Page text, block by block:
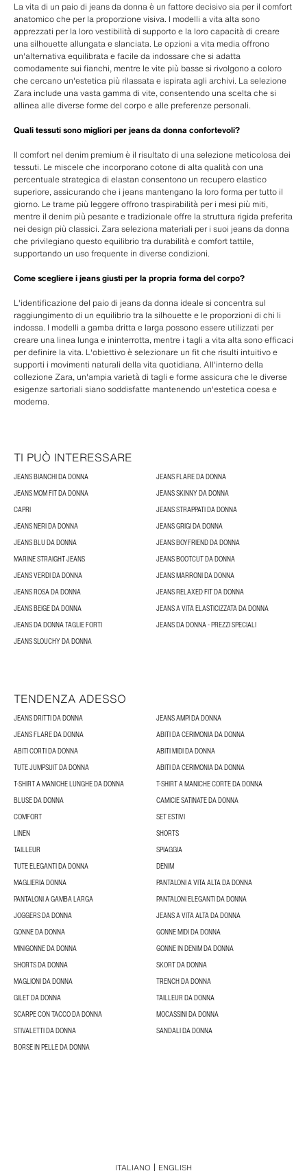
La vita di un paio di jeans da donna è un fattore decisivo sia per il comfort
anatomico che per la proporzione visiva. I modelli a vita alta sono
apprezzati per la loro vestibilità di supporto e la loro capacità di creare
una silhouette allungata e slanciata. Le opzioni a vita media offrono
un'alternativa equilibrata e facile da indossare che si adatta
comodamente sui fianchi, mentre le vite più basse si rivolgono a coloro
che cercano un'estetica più rilassata e ispirata agli archivi. La selezione
Zara include una vasta gamma di vite, consentendo una scelta che si
allinea alle diverse forme del corpo e alle preferenze personali.
Quali tessuti sono migliori per jeans da donna confortevoli?
Il comfort nel denim premium è il risultato di una selezione meticolosa dei
tessuti. Le miscele che incorporano cotone di alta qualità con una
percentuale strategica di elastan consentono un recupero elastico
superiore, assicurando che i jeans mantengano la loro forma per tutto il
giorno. Le trame più leggere offrono traspirabilità per i mesi più miti,
mentre il denim più pesante e tradizionale offre la struttura rigida preferita
nei design più classici. Zara seleziona materiali per i suoi jeans da donna
che privilegiano questo equilibrio tra durabilità e comfort tattile,
supportando un uso frequente in diverse condizioni.
Come scegliere i jeans giusti per la propria forma del corpo?
L'identificazione del paio di jeans da donna ideale si concentra sul
raggiungimento di un equilibrio tra la silhouette e le proporzioni di chi li
indossa. I modelli a gamba dritta e larga possono essere utilizzati per
creare una linea lunga e ininterrotta, mentre i tagli a vita alta sono efficaci
per definire la vita. L'obiettivo è selezionare un fit che risulti intuitivo e
supporti i movimenti naturali della vita quotidiana. All'interno della
collezione Zara, un'ampia varietà di tagli e forme assicura che le diverse
esigenze sartoriali siano soddisfatte mantenendo un'estetica coesa e
moderna.
TI PUÒ INTERESSARE
JEANS BIANCHI DA DONNA
JEANS FLARE DA DONNA
JEANS MOM FIT DA DONNA
JEANS SKINNY DA DONNA
CAPRI
JEANS STRAPPATI DA DONNA
JEANS NERI DA DONNA
JEANS GRIGI DA DONNA
JEANS BLU DA DONNA
JEANS BOYFRIEND DA DONNA
MARINE STRAIGHT JEANS
JEANS BOOTCUT DA DONNA
JEANS VERDI DA DONNA
JEANS MARRONI DA DONNA
JEANS ROSA DA DONNA
JEANS RELAXED FIT DA DONNA
JEANS BEIGE DA DONNA
JEANS A VITA ELASTICIZZATA DA DONNA
JEANS DA DONNA TAGLIE FORTI
JEANS DA DONNA - PREZZI SPECIALI
JEANS SLOUCHY DA DONNA
TENDENZA ADESSO
JEANS DRITTI DA DONNA
JEANS AMPI DA DONNA
JEANS FLARE DA DONNA
ABITI DA CERIMONIA DA DONNA
ABITI CORTI DA DONNA
ABITI MIDI DA DONNA
TUTE JUMPSUIT DA DONNA
ABITI DA CERIMONIA DA DONNA
T-SHIRT A MANICHE LUNGHE DA DONNA
T-SHIRT A MANICHE CORTE DA DONNA
BLUSE DA DONNA
CAMICIE SATINATE DA DONNA
COMFORT
SET ESTIVI
LINEN
SHORTS
TAILLEUR
SPIAGGIA
TUTE ELEGANTI DA DONNA
DENIM
MAGLIERIA DONNA
PANTALONI A VITA ALTA DA DONNA
PANTALONI A GAMBA LARGA
PANTALONI ELEGANTI DA DONNA
JOGGERS DA DONNA
JEANS A VITA ALTA DA DONNA
GONNE DA DONNA
GONNE MIDI DA DONNA
MINIGONNE DA DONNA
GONNE IN DENIM DA DONNA
SHORTS DA DONNA
SKORT DA DONNA
MAGLIONI DA DONNA
TRENCH DA DONNA
GILET DA DONNA
TAILLEUR DA DONNA
SCARPE CON TACCO DA DONNA
MOCASSINI DA DONNA
STIVALETTI DA DONNA
SANDALI DA DONNA
BORSE IN PELLE DA DONNA
ITALIANO ENGLISH